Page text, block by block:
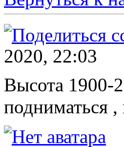
2020, 22:03
Высота 1900-
подниматься ,